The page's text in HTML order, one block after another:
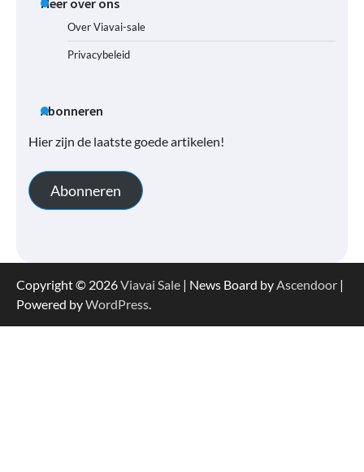
Over Viavai-sale
Privacybeleid
Abonneren
Hier zijn de laatste goede artikelen!
Abonneren
Copyright © 2026Viavai Sale | News Board by Ascendoor |
Powered byWordPress